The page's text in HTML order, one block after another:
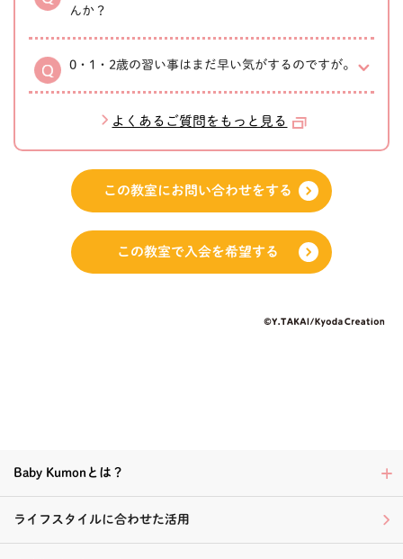
んか？
0・1・2歳の習い事はまだ早い気がするのですが。
よくあるご質問をもっと見る
この教室にお問い合わせをする
この教室で入会を希望する
Baby Kumonとは？
ライフスタイルに合わせた活用